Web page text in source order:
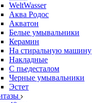
WeltWasser
Аква Родос
Акватон
Белые умывальники
Керамин
На стиральную машину
Накладные
С пьедесталом
Черные умывальники
Эстет